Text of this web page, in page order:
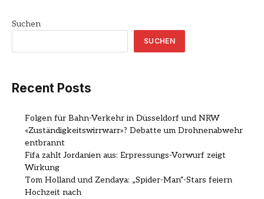
Suchen
SUCHEN
Recent Posts
Folgen für Bahn-Verkehr in Düsseldorf und NRW
«Zuständigkeitswirrwarr»? Debatte um Drohnenabwehr
entbrannt
Fifa zahlt Jordanien aus: Erpressungs-Vorwurf zeigt
Wirkung
Tom Holland und Zendaya: „Spider-Man“-Stars feiern
Hochzeit nach